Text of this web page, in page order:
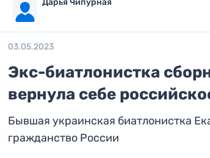
Дарья Чипурная
03.05.2023
Экс-биатлонистка
вернула себе
Бывшая украинская биатлонистка
гражданство России